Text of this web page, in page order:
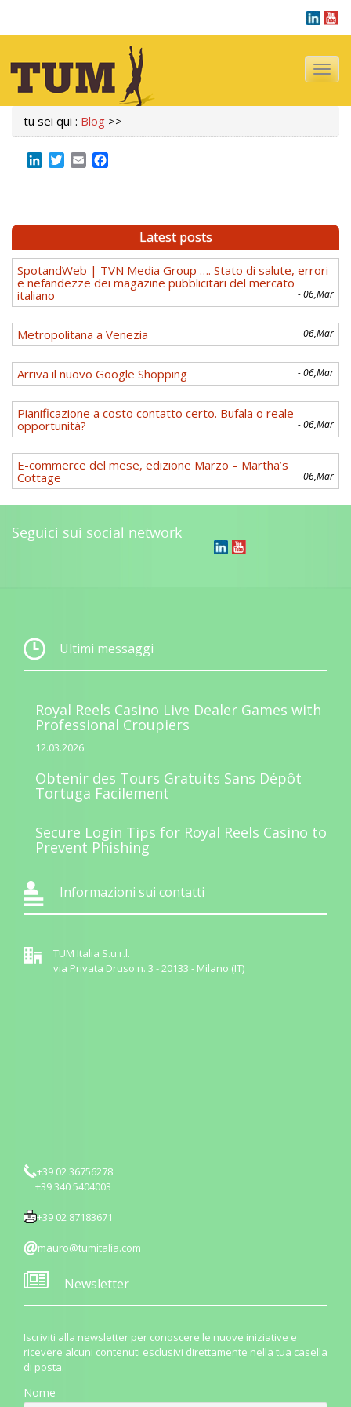
tu sei qui : Blog >>
LinkedIn
Twitter
Email
Latest posts
SpotandWeb | TVN Media Group …. Stato di salute, errori
e nefandezze dei magazine pubblicitari del mercato
italiano
- 06,Mar
Metropolitana a Venezia - 06,Mar
Arriva il nuovo Google Shopping - 06,Mar
Pianificazione a costo contatto certo. Bufala o reale
opportunità?
- 06,Mar
E-commerce del mese, edizione Marzo – Martha’s
Cottage
- 06,Mar
Seguici sui social network
Ultimi messaggi
Royal Reels Casino Live Dealer Games with
Professional Croupiers
12.03.2026
Obtenir des Tours Gratuits Sans Dépôt
Tortuga Facilement
Secure Login Tips for Royal Reels Casino to
Prevent Phishing
Informazioni sui contatti
TUM Italia S.u.r.l.
via Privata Druso n. 3 - 20133 - Milano (IT)
+39 02 36756278
+39 340 5404003
+39 02 87183671
mauro@tumitalia.com
Newsletter
Iscriviti alla newsletter per conoscere le nuove iniziative e
ricevere alcuni contenuti esclusivi direttamente nella tua casella
di posta.
Nome